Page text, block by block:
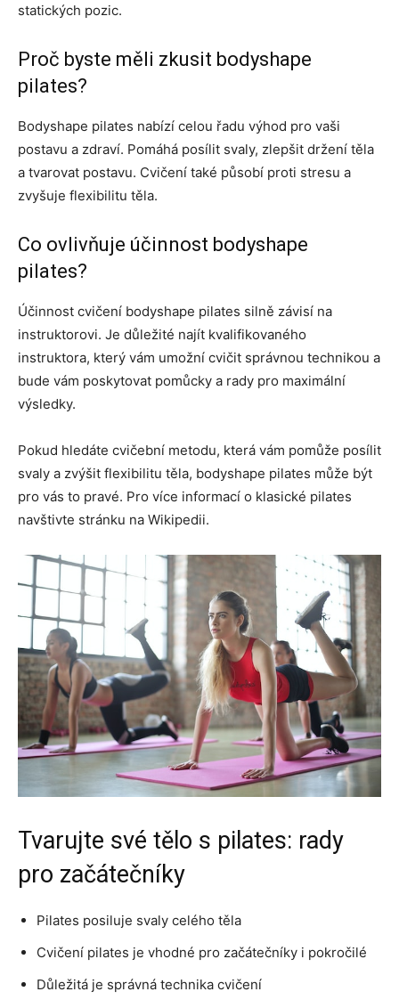
statických pozic.
Proč byste měli zkusit bodyshape
pilates?
Bodyshape pilates nabízí celou řadu výhod pro vaši
postavu a zdraví. Pomáhá posílit svaly, zlepšit držení těla
a tvarovat postavu. Cvičení také působí proti stresu a
zvyšuje flexibilitu těla.
Co ovlivňuje účinnost bodyshape
pilates?
Účinnost cvičení bodyshape pilates silně závisí na
instruktorovi. Je důležité najít kvalifikovaného
instruktora, který vám umožní cvičit správnou technikou a
bude vám poskytovat pomůcky a rady pro maximální
výsledky.
Pokud hledáte cvičební metodu, která vám pomůže posílit
svaly a zvýšit flexibilitu těla, bodyshape pilates může být
pro vás to pravé. Pro více informací o klasické pilates
navštivte stránku na Wikipedii.
Tvarujte své tělo s pilates: rady
pro začátečníky
Pilates posiluje svaly celého těla
Cvičení pilates je vhodné pro začátečníky i pokročilé
Důležitá je správná technika cvičení